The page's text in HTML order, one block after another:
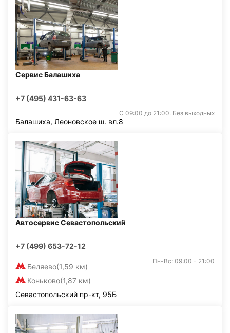
Сервис Балашиха
+7 (495) 431-63-63
С 09:00 до 21:00. Без выходных
Балашиха, Леоновское ш. вл.8
Автосервис Севастопольский
+7 (499) 653-72-12
Беляево(1,59 км)
Коньково(1,87 км)
Пн-Вс: 09:00 - 21:00
Севастопольский пр-кт, 95Б